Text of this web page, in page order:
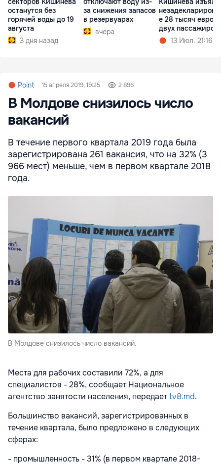
останутся без
горячей воды до 19
августа
3 дня назад
за снижения запасов
в резервуарах
вчера
е 28 тысяч евро у
двух пассажиров
13 Июл. 21:16
Point 15 апреля 2019, 19:25 2 896
В Молдове снизилось число
вакансий
В течение первого квартала 2019 года была
зарегистрирована 261 вакансия, что на 32% (3
966 мест) меньше, чем в первом квартале 2018
года.
В Молдове снизилось число вакансий.
Места для рабочих составили 72%, а для
специалистов - 28%, сообщает Национальное
агентство занятости населения, передаетtv8.md.
Большинство вакансий, зарегистрированных в
течение квартала, было предложено в следующих
сферах:
- промышленность - 31% (в первом квартале 2018-